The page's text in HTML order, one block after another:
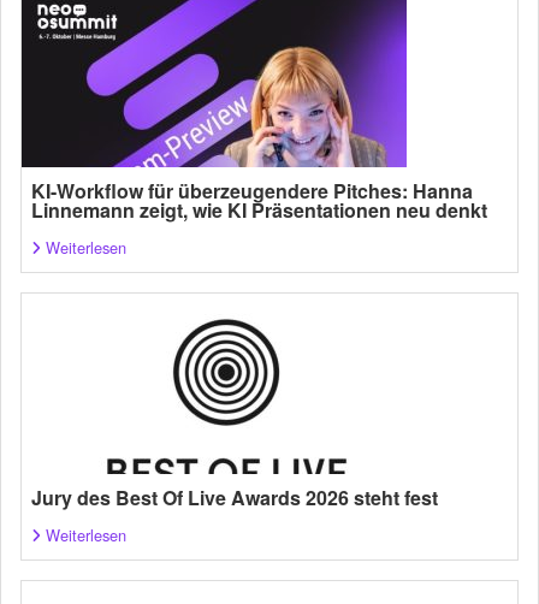
KI-Workflow für überzeugendere Pitches: Hanna
Linnemann zeigt, wie KI Präsentationen neu denkt
Weiterlesen
Jury des Best Of Live Awards 2026 steht fest
Weiterlesen